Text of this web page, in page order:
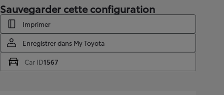
Sauvegarder cette configuration
Imprimer
Enregistrer dans My Toyota
Car ID1567